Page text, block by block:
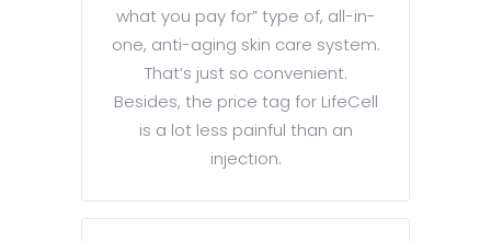
what you pay for” type of, all-in-
one, anti-aging skin care system.
That’s just so convenient.
Besides, the price tag for LifeCell
is a lot less painful than an
injection.